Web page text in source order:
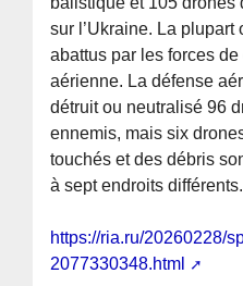
sur l’Ukraine. La plupart
abattus par les forces
aérienne. La défense
détruit ou neutralisé 96
ennemis, mais six
touchés et des débris
à sept endroits différents.
https://ria.ru/20260228/
2077330348.html